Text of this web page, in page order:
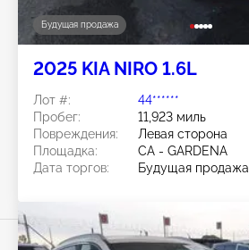
Будущая продажа
2025 KIA NIRO 1.6L
Лот #:
44******
Пробег:
11,923 миль
Повреждения:
Левая сторона
Площадка:
CA - GARDENA
Дата торгов:
Будущая продажа